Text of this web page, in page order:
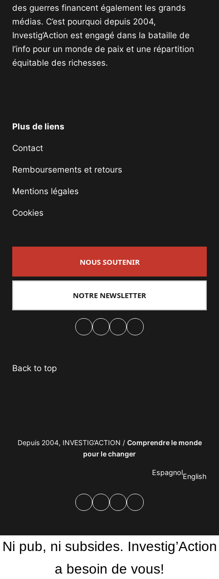
des guerres financent également les grands
médias. C’est pourquoi depuis 2004,
Investig’Action est engagé dans la bataille de
l’info pour un monde de paix et une répartition
équitable des richesses.
Plus de liens
Contact
Remboursements et retours
Mentions légales
Cookies
NOUS SOUTENIR
NOTRE NEWSLETTER
Back to top
Depuis 2004, INVESTIG’ACTION / Comprendre le monde
pour le changer
EspagnolEnglish
Ni pub, ni subsides. Investig’Action
a besoin de vous!